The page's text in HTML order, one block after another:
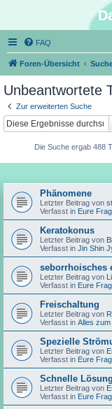
FAQ
Foren-Übersicht
Unbeantwortete
Zur erweiterten Suche
Die Suche ergab 488
Phänomene
Letzter Beitrag von
Verfasst in Eure
Keratokonus
Letzter Beitrag von
Verfasst in Jin Shin
seborrhoisches
Letzter Beitrag von
Verfasst in Eure
Freischaltung
Letzter Beitrag von
Verfasst in Alles
Spezielle
Letzter Beitrag von
Verfasst in Eure
Schnelle
Letzter Beitrag von
Verfasst in Eure